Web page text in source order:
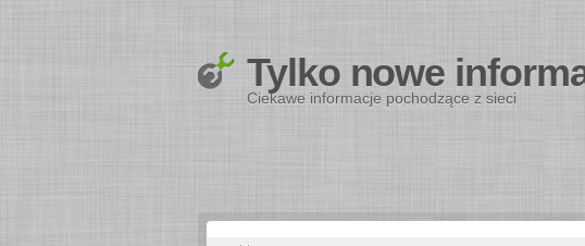
Tylko nowe
Ciekawe informacje pochodzące z sieci